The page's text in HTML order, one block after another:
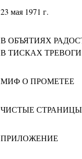
23 мая 1971 г.
В ОБЪЯТИЯХ
В ТИСКАХ ТРЕВОГИ
МИФ О ПРОМЕТЕЕ
ЧИСТЫЕ СТРАНИЦЫ
ПРИЛОЖЕНИЕ